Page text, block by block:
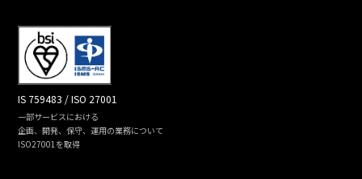
IS 759483 / ISO 27001
一部サービスにおける
企画、開発、保守、運用の業務について
ISO27001を取得